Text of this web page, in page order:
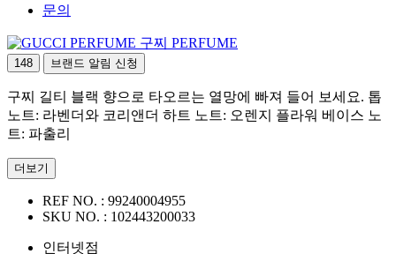
문의
구찌 PERFUME
148 브랜드 알림 신청
구찌 길티 블랙 향으로 타오르는 열망에 빠져 들어 보세요. 톱
노트: 라벤더와 코리앤더 하트 노트: 오렌지 플라워 베이스 노
트: 파출리
더보기
REF NO. : 99240004955
SKU NO. : 102443200033
인터넷점